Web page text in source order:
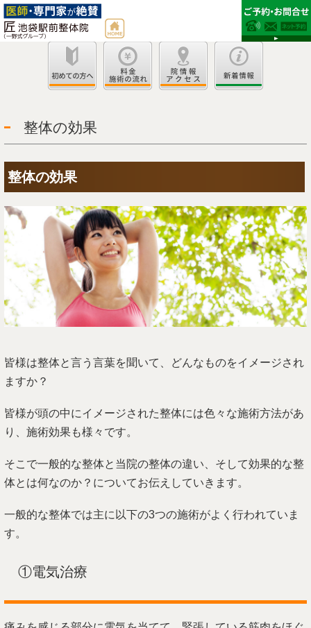
整体の効果
整体の効果
皆様は整体と言う言葉を聞いて、どんなものをイメージされ
ますか？
皆様が頭の中にイメージされた整体には色々な施術方法があ
り、施術効果も様々です。
そこで一般的な整体と当院の整体の違い、そして効果的な整
体とは何なのか？についてお伝えしていきます。
一般的な整体では主に以下の3つの施術がよく行われていま
す。
①電気治療